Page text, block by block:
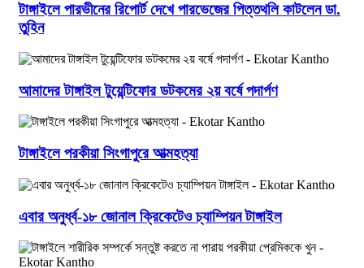
টাঙ্গাইলে পারভীনের রিপোর্ট দেখে পারভেজের পিত্তথলি কাটলেন ডা.
তুহিন
আমাদের টাঙ্গাইল টুয়েন্টিফোর ডটকমের ২য় বর্ষে পদার্পণ
টাঙ্গাইলে পরকীয়া সিংগাপুরে আত্মহত্যা
এবার অনুর্ধ্ব-১৮ জোনাল ক্রিকেটেও চ্যাম্পিয়ন টাঙ্গাইল